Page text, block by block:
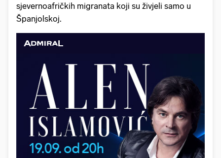
sjevernoafričkih migranata koji su živjeli samo u
Španjolskoj.